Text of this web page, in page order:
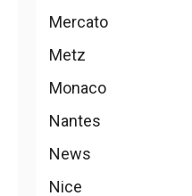
Mercato
Metz
Monaco
Nantes
News
Nice